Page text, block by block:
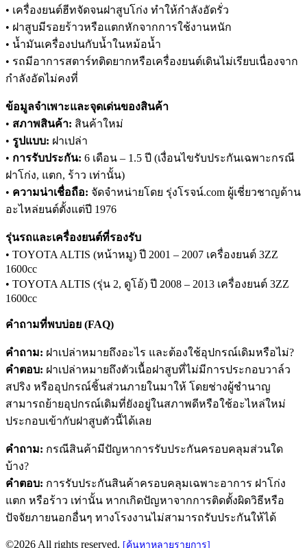
• เครื่องยนต์ฮีทจัดจนฝาสูบโก่ง ทำให้กำลังอัดรั่ว
• ฝาสูบมีรอยร้าวหรือแตกหักจากการใช้งานหนัก
• น้ำมันเครื่องปนกับน้ำในหม้อน้ำ
• รถมีอาการสตาร์ทติดยากหรือเครื่องยนต์เดินไม่เรียบเนื่องจาก
กำลังอัดไม่คงที่
ข้อมูลจำเพาะและจุดเด่นของสินค้า
• สภาพสินค้า: สินค้าใหม่
• รูปแบบ: ฝาเปล่า
• การรับประกัน: 6 เดือน – 1.5 ปี (เงื่อนไขรับประกันเฉพาะกรณี
ฝาโก่ง, แตก, ร้าว เท่านั้น)
• ความน่าเชื่อถือ: จัดจำหน่ายโดย รุ่งโรจน์.com ผู้เชี่ยวชาญด้าน
อะไหล่ยนต์ตั้งแต่ปี 1976
รุ่นรถและเครื่องยนต์ที่รองรับ
• TOYOTA ALTIS (หน้าหมู) ปี 2001 – 2007 เครื่องยนต์ 3ZZ
1600cc
• TOYOTA ALTIS (รุ่น 2, ดูโอ้) ปี 2008 – 2013 เครื่องยนต์ 3ZZ
1600cc
คำถามที่พบบ่อย (FAQ)
คำถาม: ฝาเปล่าหมายถึงอะไร และต้องใช้อุปกรณ์เดิมหรือไม่?
คำตอบ: ฝาเปล่าหมายถึงตัวเนื้อฝาสูบที่ไม่มีการประกอบวาล์ว
สปริง หรืออุปกรณ์ชิ้นส่วนภายในมาให้ โดยช่างผู้ชำนาญ
สามารถย้ายอุปกรณ์เดิมที่ยังอยู่ในสภาพดีหรือใช้อะไหล่ใหม่
ประกอบเข้ากับฝาสูบตัวนี้ได้เลย
คำถาม: กรณีสินค้ามีปัญหาการรับประกันครอบคลุมส่วนใด
บ้าง?
คำตอบ: การรับประกันสินค้าครอบคลุมเฉพาะอาการ ฝาโก่ง
แตก หรือร้าว เท่านั้น หากเกิดปัญหาจากการติดตั้งผิดวิธีหรือ
ปัจจัยภายนอกอื่นๆ ทางโรงงานไม่สามารถรับประกันให้ได้
©2026 All rights reserved. [ค้นหาหลายรายการ]